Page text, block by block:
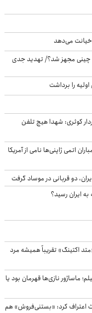
می‌دهد
چینی مجهز شد؟/ تهدید جدی
را برداشت
کوثری: شهدا هیچ تلفن
اتمی ژاپنی‌ها نامی از آمریکا
دو قربانی در موساد گرفت
ایران رسید؟
اکتینگ» تقریباً همیشه مرد
ماساژور نازی‌ها قهرمان بود یا
اعتراف کرد: «بستنی‌فروش» هم